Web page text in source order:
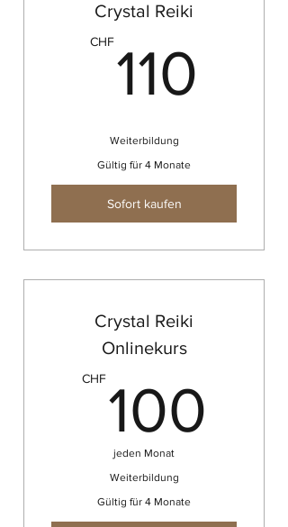
Crystal Reiki
CHF110
Weiterbildung
Gültig für 4 Monate
Sofort kaufen
Crystal Reiki
Onlinekurs
CHF 100
jeden Monat
Weiterbildung
Gültig für 4 Monate